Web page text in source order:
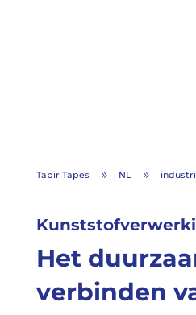
Tapir Tapes 9 NL 9
Het
verbinden